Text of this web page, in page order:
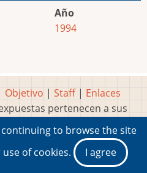
Año
1994
Objetivo | Staff| Enlaces
pertenecen a sus
dueños
y diseños creados porMarty
del Videojuego®
continuing to browse the site
of cookies.
I agree